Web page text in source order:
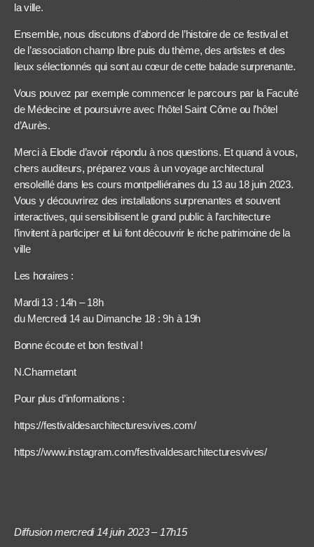
la ville.
Ensemble, nous discutons d’abord de l’histoire de ce festival et
de l’association champ libre puis du thème, des artistes et des
lieux sélectionnés qui sont au cœur de cette balade surprenante.
Vous pouvez par exemple commencer le parcours par la Faculté
de Médecine et poursuivre avec l’hôtel Saint Côme ou l’hôtel
d’Aurès.
Merci à Elodie d’avoir répondu à nos questions. Et quand à vous,
chers auditeurs, préparez vous à un voyage architectural
ensoleillé dans les cours montpelliéraines du 13 au 18 juin 2023.
Vous y découvrirez des installations surprenantes et souvent
interactives, qui sensibilisent le grand public à l’architecture
l’invitent à participer et lui font découvrir le riche patrimoine de la
ville
Les horaires :
Mardi 13 : 14h – 18h
du Mercredi 14 au Dimanche 18 : 9h à 19h
Bonne écoute et bon festival !
N.Charmetant
Pour plus d’informations :
https://festivaldesarchitecturesvives.com/
https://www.instagram.com/festivaldesarchitecturesvives/
Diffusion mercredi 14 juin 2023 – 17h15